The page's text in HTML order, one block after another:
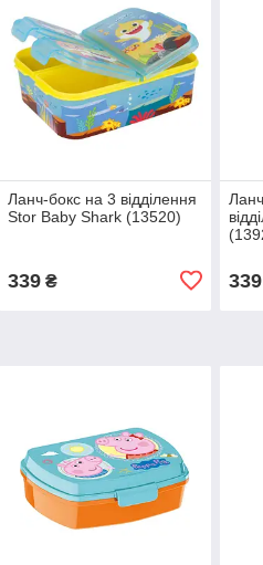
Ланч-бокс на 3 відділення
Stor Baby Shark (13520)
339₴ 339